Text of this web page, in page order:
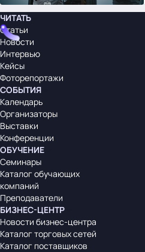
ЧИТАТЬ
Статьи
Новости
Интервью
Кейсы
Фоторепортажи
СОБЫТИЯ
Календарь
Организаторы
Выставки
Конференции
ОБУЧЕНИЕ
Семинары
Каталог обучающих
компаний
Преподаватели
БИЗНЕС-ЦЕНТР
Новости бизнес-центра
Каталог торговых сетей
Каталог поставщиков